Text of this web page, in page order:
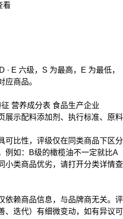
看
· E 六级， S 为最高， E 为最低，
应商品。
营养成分表 食品生产企业
展示配料添加剂 、 执行标准、 原料
可比性，评级仅在 同类商品下区分
例如：B级的橄榄油不一定就比A
小类商品优劣，请打开分类详情查
依赖商品信息， 与品牌商无关。评
、迭代）有细微变动，如有异议可